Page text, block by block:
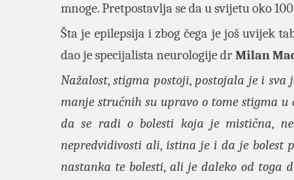
mnoge. Pretpostavlja se da u svijetu oko
Šta je epilepsija i zbog čega je još uvijek
dao je specijalista neurologije drMilan
Nažalost,stigma postoji,postojala je i sva
manje stručnih su upravo o tome stigma u
da se radi o bolesti koja je mistična,
nepredvidivosti ali, istina je i da je bolest
nastanka te bolesti, ali je daleko od toga